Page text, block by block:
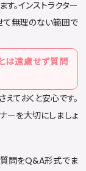
。インストラクター
て無理のない範囲で
は遠慮せず質問
ておくと安心です。
ーを大切にしましょ
質問をQ&A形式でま